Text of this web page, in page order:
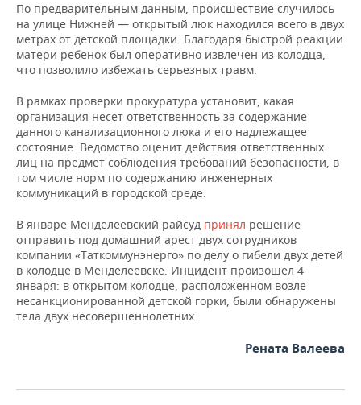
ВОЛЕЙБОЛ
КИБЕРСПОРТ
ФИГУРНОЕ КАТАНИЕ
ВОДНЫЕ ВИДЫ СПОРТА
ХОККЕЙ С МЯЧОМ
ИСТОРИЯ
КУЛЬТУРА
МЕДИЦИНА
ОБРАЗОВАНИЕ
ПРОИСШЕСТВИЯ
СПИСОК ПЕРСОН
СПИСОК КОМПАНИЙ
ПОЛНАЯ ВЕРСИЯ
По предварительным данным, происшествие случилось
на улице Нижней — открытый люк находился всего в двух
метрах от детской площадки. Благодаря быстрой реакции
матери ребенок был оперативно извлечен из колодца,
что позволило избежать серьезных травм.
В рамках проверки прокуратура установит, какая
организация несет ответственность за содержание
данного канализационного люка и его надлежащее
состояние. Ведомство оценит действия ответственных
лиц на предмет соблюдения требований безопасности, в
том числе норм по содержанию инженерных
коммуникаций в городской среде.
В январе Менделеевский райсуд принял решение
отправить под домашний арест двух сотрудников
компании «Таткоммунэнерго» по делу о гибели двух детей
в колодце в Менделеевске. Инцидент произошел 4
января: в открытом колодце, расположенном возле
несанкционированной детской горки, были обнаружены
тела двух несовершеннолетних.
Рената Валеева